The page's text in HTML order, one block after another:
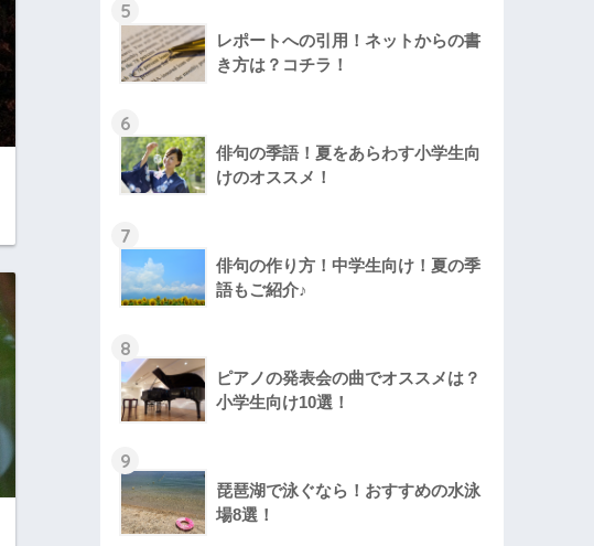
5
レポートへの引用！ネットからの書
き方は？コチラ！
6
俳句の季語！夏をあらわす小学生向
けのオススメ！
7
俳句の作り方！中学生向け！夏の季
語もご紹介♪
8
ピアノの発表会の曲でオススメは？
小学生向け10選！
9
琵琶湖で泳ぐなら！おすすめの水泳
場8選！